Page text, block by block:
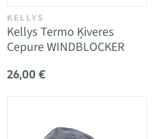
KELLYS
Kellys Termo Ķiveres
Cepure WINDBLOCKER
26,00 €